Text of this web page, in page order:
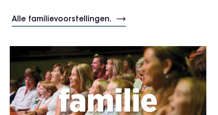
Alle familievoorstellingen.